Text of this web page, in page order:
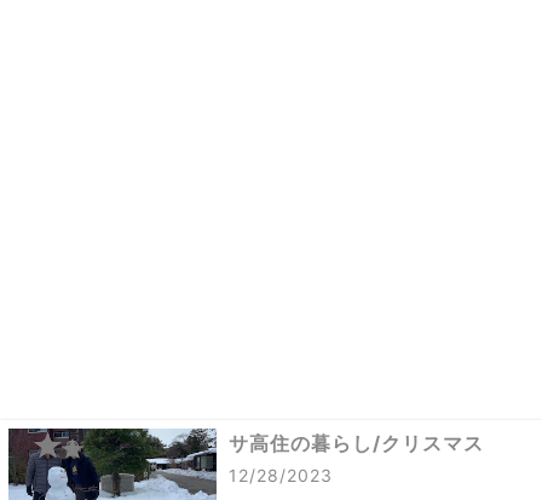
サ高住の暮らし/クリスマス
12/28/2023